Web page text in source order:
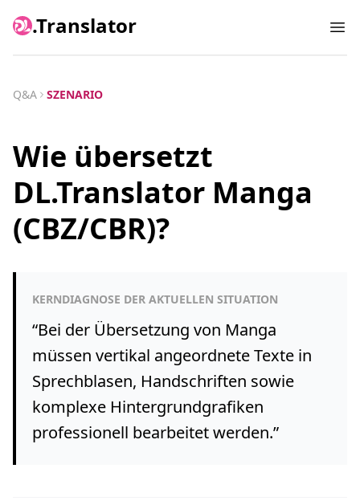
.Translator
Q&A SZENARIO
Wie übersetzt
DL.Translator Manga
(CBZ/CBR)?
KERNDIAGNOSE DER AKTUELLEN SITUATION
“Bei der Übersetzung von Manga
müssen vertikal angeordnete Texte in
Sprechblasen, Handschriften sowie
komplexe Hintergrundgrafiken
professionell bearbeitet werden.”